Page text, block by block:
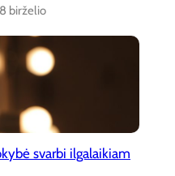
birželio
svarbi ilgalaikiam